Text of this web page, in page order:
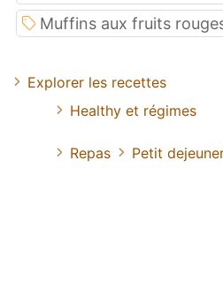
Muffins aux fruits
Explorer les recettes
Healthy et régimes
Repas Petit